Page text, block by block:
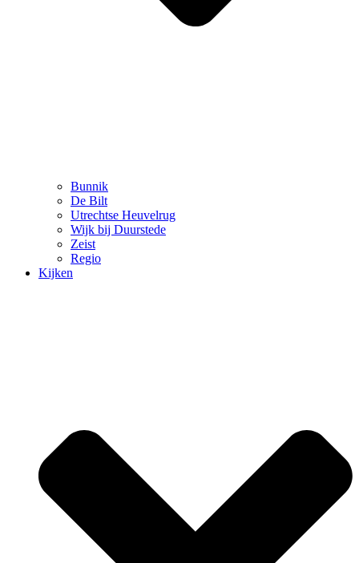
Bunnik
De Bilt
Utrechtse Heuvelrug
Wijk bij Duurstede
Zeist
Regio
Kijken